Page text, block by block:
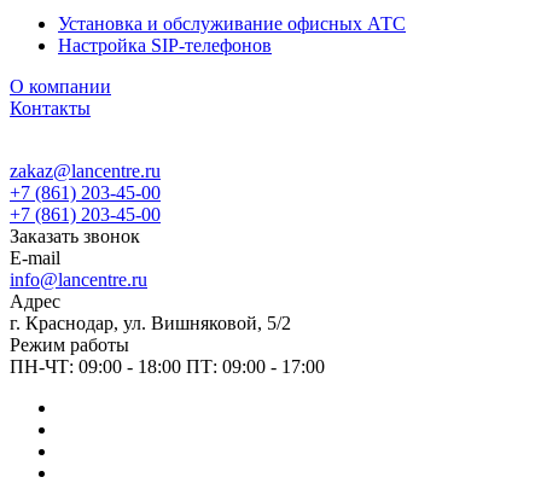
Установка и обслуживание офисных АТС
Настройка SIP-телефонов
О компании
Контакты
zakaz@lancentre.ru
+7 (861) 203-45-00
+7 (861) 203-45-00
Заказать звонок
E-mail
info@lancentre.ru
Адрес
г. Краснодар, ул. Вишняковой, 5/2
Режим работы
ПН-ЧТ: 09:00 - 18:00 ПТ: 09:00 - 17:00